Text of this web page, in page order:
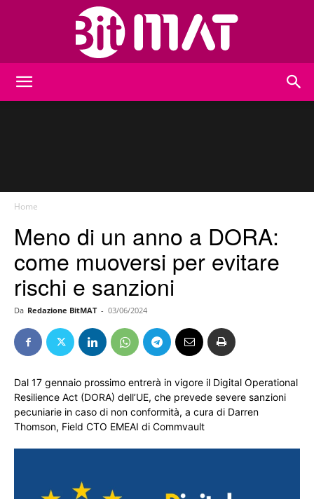
Home
Meno di un anno a DORA:
come muoversi per evitare
rischi e sanzioni
Da Redazione BitMAT - 03/06/2024
Dal 17 gennaio prossimo entrerà in vigore il Digital Operational
Resilience Act (DORA) dell’UE, che prevede severe sanzioni
pecuniarie in caso di non conformità, a cura di Darren
Thomson, Field CTO EMEAI di Commvault